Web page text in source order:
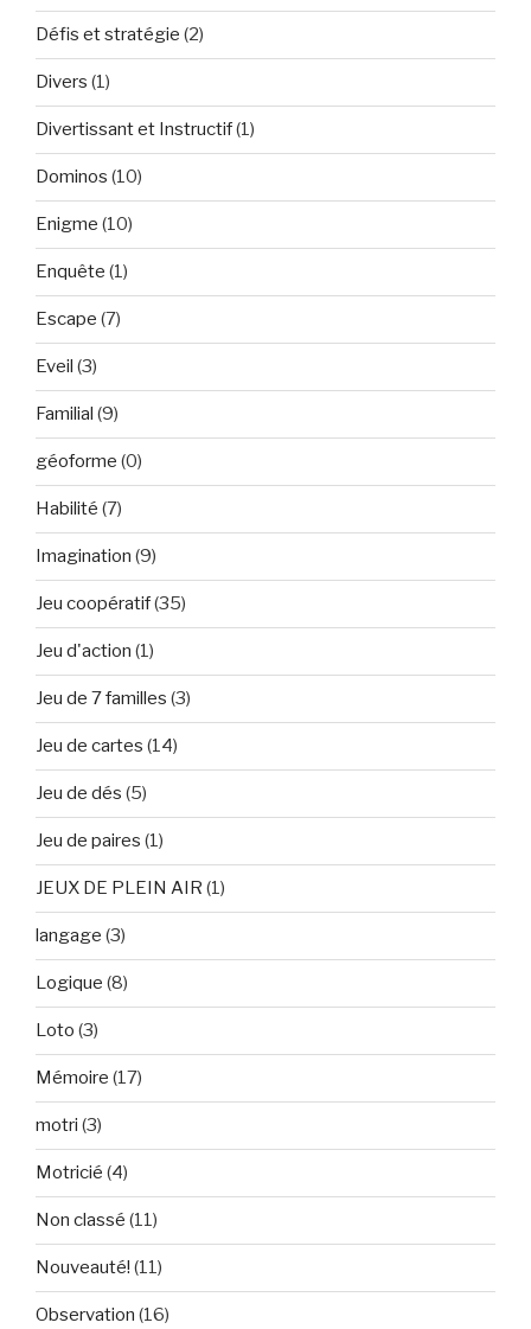
Défis et stratégie (2)
Divers (1)
Divertissant et Instructif(1)
Dominos (10)
Enigme (10)
Enquête (1)
Escape (7)
Eveil (3)
Familial (9)
géoforme (0)
Habilité (7)
Imagination (9)
Jeu coopératif(35)
Jeu d'action (1)
Jeu de 7 familles (3)
Jeu de cartes (14)
Jeu de dés (5)
Jeu de paires (1)
JEUX DE PLEIN AIR (1)
langage (3)
Logique (8)
Loto (3)
Mémoire (17)
motri (3)
Motricié (4)
Non classé (11)
Nouveauté! (11)
Observation (16)